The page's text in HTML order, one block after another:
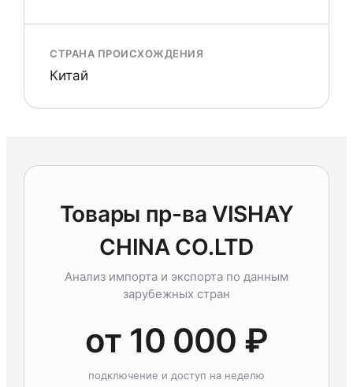
СТРАНА ПРОИСХОЖДЕНИЯ
Китай
Товары пр-ва VISHAY
CHINA CO.LTD
Анализ импорта и экспорта по данным
зарубежных стран
от 10 000 ₽
подключение и доступ на неделю